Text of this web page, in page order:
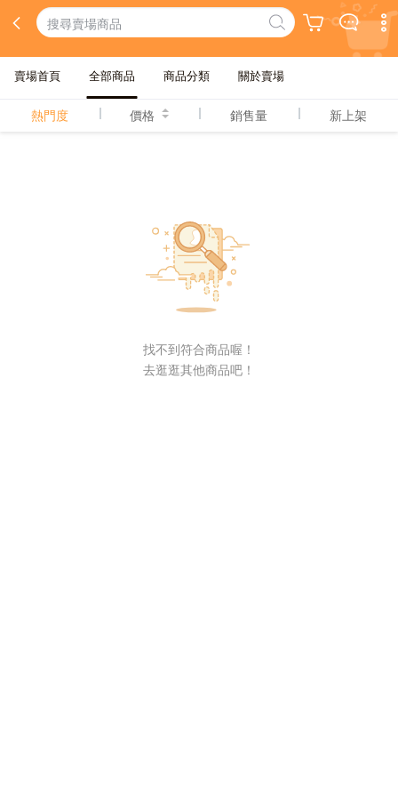
賣場首頁 全部商品 商品分類 關於賣場
熱門度 價格 銷售量 新上架
找不到符合商品喔！
去逛逛其他商品吧！